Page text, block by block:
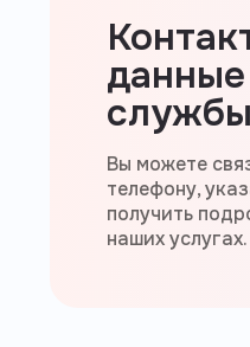
службы
Вы можете
телефону,
получить
наших услугах.